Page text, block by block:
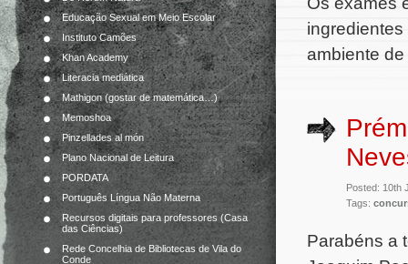
Educação Sexual em Meio Escolar
Instituto Camões
Khan Academy
Literacia mediática
Mathigon (gostar de matemática…)
Memoshoa
Pinzellades al món
Plano Nacional de Leitura
PORDATA
Português Língua Não Materna
Recursos digitais para professores (Casa
das Ciências)
Rede Concelhia de Bibliotecas de Vila do
Conde
ambiente
Posted: 10th
Tags:
Parabéns a